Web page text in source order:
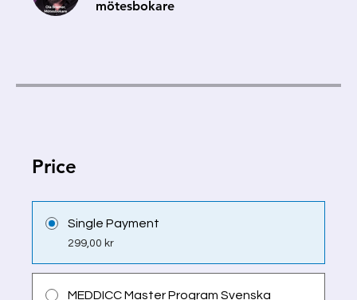
mötesbokare
Price
Single Payment
299,00 kr
MEDDICC Master Program Svenska